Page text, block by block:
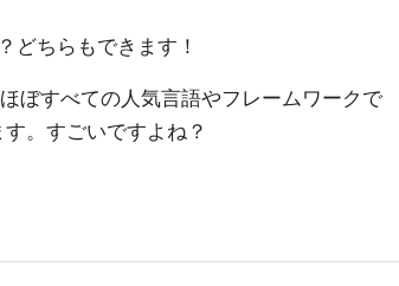
ちらもできます！
ぼすべての人気言語やフレームワークで
。すごいですよね？